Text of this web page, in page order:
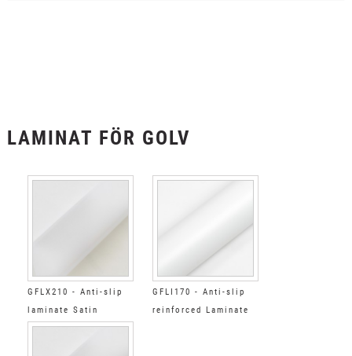
LAMINAT FÖR GOLV
GFLX210 - Anti-slip
laminate Satin
GFLI170 - Anti-slip
reinforced Laminate